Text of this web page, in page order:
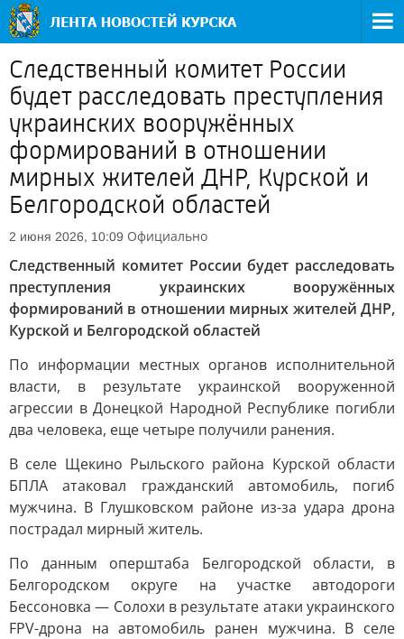
Следственный комитет России
будет расследовать преступления
украинских вооружённых
формирований в отношении
мирных жителей ДНР, Курской и
Белгородской областей
2 июня 2026, 10:09 Официально
Следственный комитет России будет расследовать
преступления украинских вооружённых
формирований в отношении мирных жителей ДНР,
Курской и Белгородской областей
По информации местных органов исполнительной
власти, в результате украинской вооруженной
агрессии в Донецкой Народной Республике погибли
два человека, еще четыре получили ранения.
В селе Щекино Рыльского района Курской области
БПЛА атаковал гражданский автомобиль, погиб
мужчина. В Глушковском районе из-за удара дрона
пострадал мирный житель.
По данным оперштаба Белгородской области, в
Белгородском округе на участке автодороги
Бессоновка — Солохи в результате атаки украинского
FPV-дрона на автомобиль ранен мужчина. В селе